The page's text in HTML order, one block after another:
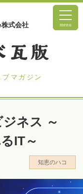
式会社
マガジン
menu
ネス ～
IT～
知恵のハコ